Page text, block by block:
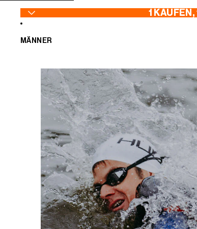
1
MÄNNER